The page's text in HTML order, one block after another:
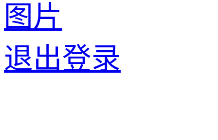
图片
退出登录